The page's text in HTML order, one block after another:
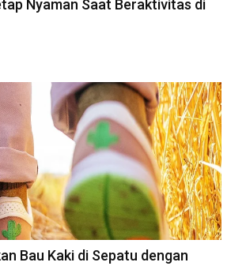
Nyaman Saat Beraktivitas di
Bau Kaki di Sepatu dengan